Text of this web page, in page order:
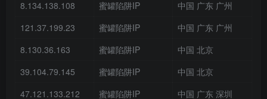
8.134.138.108
蜜罐陷阱IP
中国 广东 广州
121.37.199.23
蜜罐陷阱IP
中国 广东 广州
8.130.36.163
蜜罐陷阱IP
中国 北京
39.104.79.145
蜜罐陷阱IP
中国 北京
47.121.133.212
蜜罐陷阱IP
中国 广东 深圳